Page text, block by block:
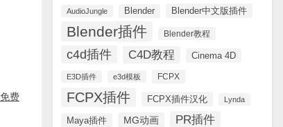
AudioJungle Blender Blender中文版插件
Blender插件 Blender教程
c4d插件 C4D教程 Cinema 4D
E3D插件 e3d模板 FCPX
FCPX插件 FCPX插件汉化 Lynda
Maya插件 MG动画 PR插件
费